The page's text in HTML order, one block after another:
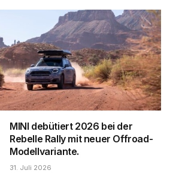
MINI debütiert 2026 bei der
Rebelle Rally mit neuer Offroad-
Modellvariante.
31. Juli 2026